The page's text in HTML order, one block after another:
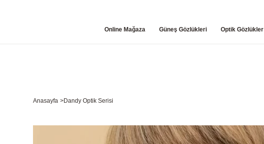
Online Mağaza Güneş Gözlükleri Optik Gözlükler
Anasayfa >Dandy Optik Serisi